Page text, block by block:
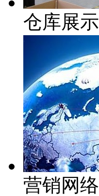
仓库展示
营销网络